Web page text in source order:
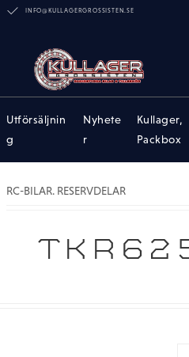
INFO@KULLAGERGROSSISTEN.SE
Utförsäljnin
g
Nyhete
r
Kullager,
Packbox
RC-BILAR. RESERVDELAR